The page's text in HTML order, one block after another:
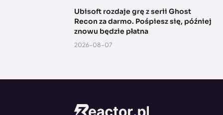
Ubisoft rozdaje grę z serii Ghost
Recon za darmo. Pośpiesz się, później
znowu będzie płatna
2026-08-07